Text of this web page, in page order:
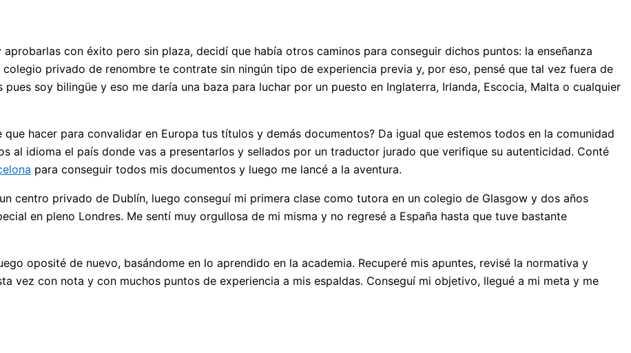
con éxito pero sin plaza, decidí que había otros caminos para conseguir dichos puntos: la enseñanza
privado de renombre te contrate sin ningún tipo de experiencia previa y, por eso, pensé que tal vez fuera de
soy bilingüe y eso me daría una baza para luchar por un puesto en Inglaterra, Irlanda, Escocia, Malta o cualquier
hacer para convalidar en Europa tus títulos y demás documentos? Da igual que estemos todos en la comunidad
al idioma el país donde vas a presentarlos y sellados por un traductor jurado que verifique su autenticidad. Conté
para conseguir todos mis documentos y luego me lancé a la aventura.
centro privado de Dublín, luego conseguí mi primera clase como tutora en un colegio de Glasgow y dos años
en pleno Londres. Me sentí muy orgullosa de mi misma y no regresé a España hasta que tuve bastante
oposité de nuevo, basándome en lo aprendido en la academia. Recuperé mis apuntes, revisé la normativa y
vez con nota y con muchos puntos de experiencia a mis espaldas. Conseguí mi objetivo, llegué a mi meta y me